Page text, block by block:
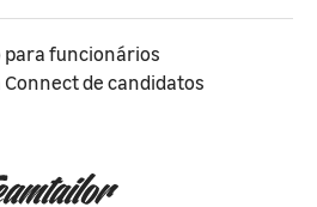
para funcionários
de candidatos